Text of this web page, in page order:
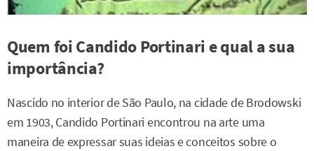
Quem foi Candido Portinari e qual a sua
importância?
Nascido no interior de São Paulo, na cidade de Brodowski
em 1903, Candido Portinari encontrou na arte uma
maneira de expressar suas ideias e conceitos sobre o